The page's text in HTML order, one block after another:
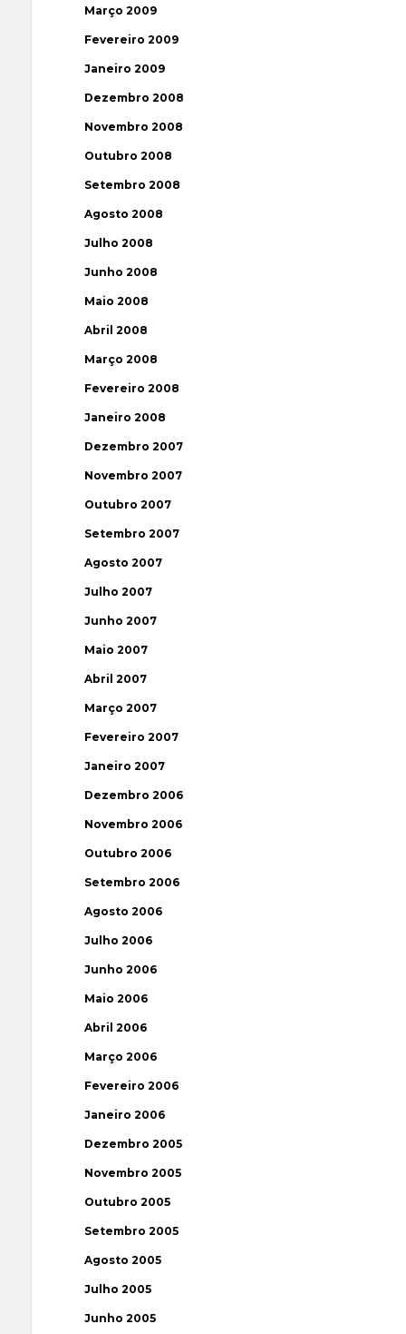
Março 2009
Fevereiro 2009
Janeiro 2009
Dezembro 2008
Novembro 2008
Outubro 2008
Setembro 2008
Agosto 2008
Julho 2008
Junho 2008
Maio 2008
Abril 2008
Março 2008
Fevereiro 2008
Janeiro 2008
Dezembro 2007
Novembro 2007
Outubro 2007
Setembro 2007
Agosto 2007
Julho 2007
Junho 2007
Maio 2007
Abril 2007
Março 2007
Fevereiro 2007
Janeiro 2007
Dezembro 2006
Novembro 2006
Outubro 2006
Setembro 2006
Agosto 2006
Julho 2006
Junho 2006
Maio 2006
Abril 2006
Março 2006
Fevereiro 2006
Janeiro 2006
Dezembro 2005
Novembro 2005
Outubro 2005
Setembro 2005
Agosto 2005
Julho 2005
Junho 2005